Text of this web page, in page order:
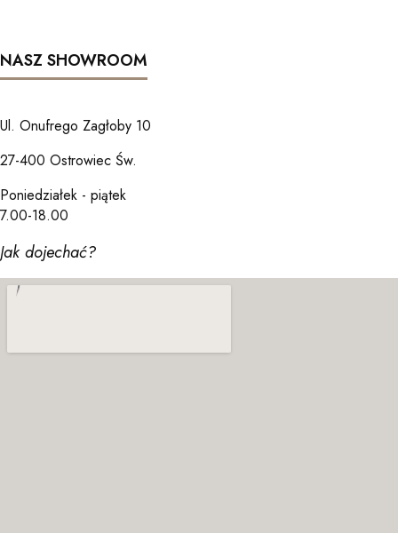
NASZ SHOWROOM
Ul. Onufrego Zagłoby 10
27-400 Ostrowiec Św.
Poniedziałek - piątek
7.00-18.00
Jak dojechać?